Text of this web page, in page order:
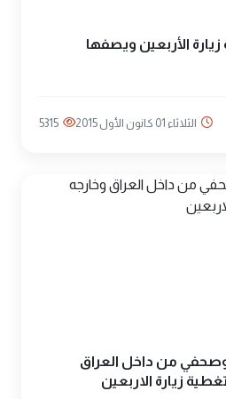
الأربعين ويصفها
الثلاثاء 01 كانون الأول 2015 5315
وصحفي من داخل العراق
زيارة الاربعين